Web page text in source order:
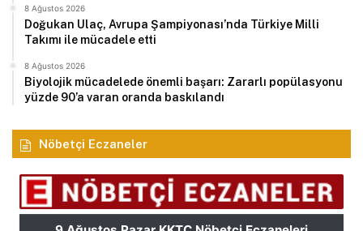
8 Ağustos 2026
Doğukan Ulaç, Avrupa Şampiyonası’nda Türkiye Milli
Takımı ile mücadele etti
8 Ağustos 2026
Biyolojik mücadelede önemli başarı: Zararlı popülasyonu
yüzde 90’a varan oranda baskılandı
Nöbetçi Eczaneler